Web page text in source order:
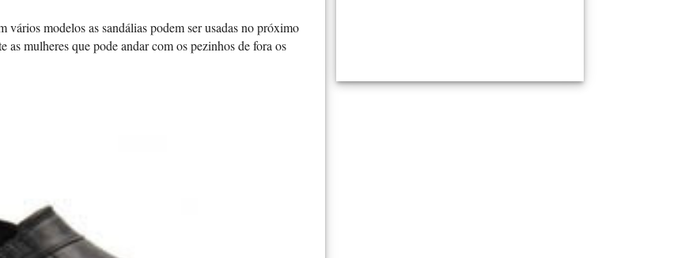
vários modelos as sandálias podem ser usadas no próximo
as mulheres que pode andar com os pezinhos de fora os